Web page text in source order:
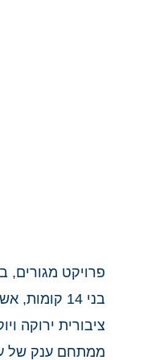
ציבורית ירוקה